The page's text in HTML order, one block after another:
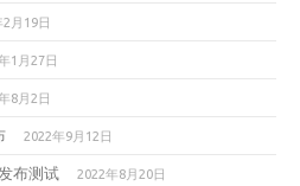
月19日
1月27日
8月2日
2022年9月12日
布测试 2022年8月20日